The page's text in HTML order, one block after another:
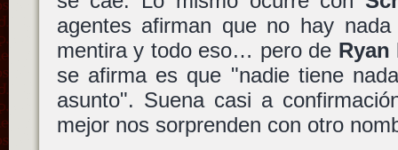
agentes afirman que no hay
mentira y todo eso… pero de
se afirma es que "nadie tiene
asunto". Suena casi a
mejor nos sorprenden con otro